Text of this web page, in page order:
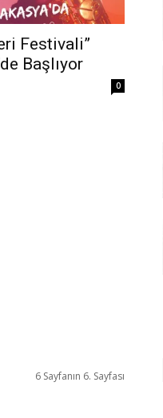
Festivali”
Başlıyor
0
6 Sayfanın 6. Sayfası